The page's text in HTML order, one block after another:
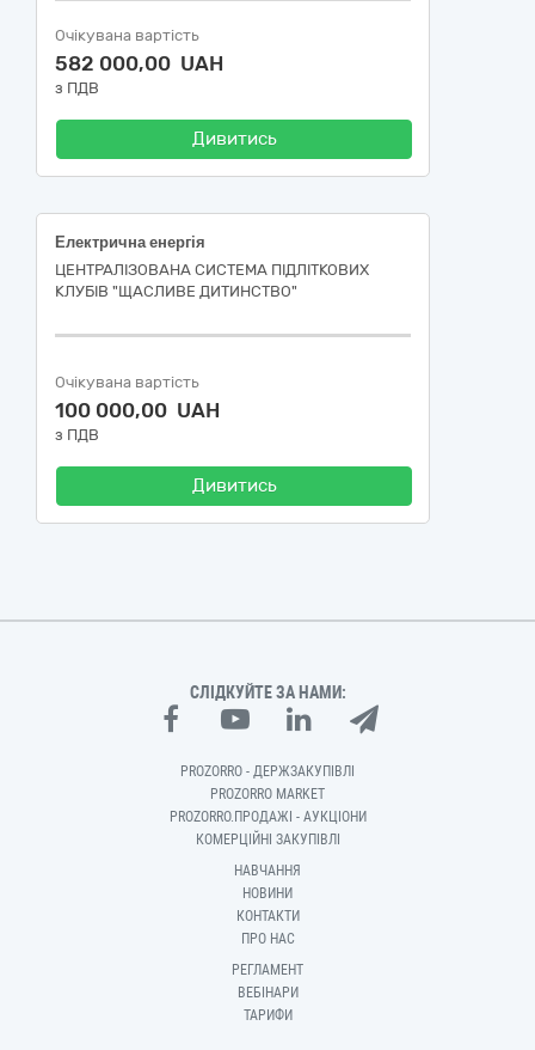
Очікувана вартість
582 000,00 UAH
з ПДВ
Дивитись
Електрична енергія
ЦЕНТРАЛІЗОВАНА СИСТЕМА ПІДЛІТКОВИХ
КЛУБІВ "ЩАСЛИВЕ ДИТИНСТВО"
Очікувана вартість
100 000,00 UAH
з ПДВ
Дивитись
СЛІДКУЙТЕ ЗА НАМИ:
PROZORRO - ДЕРЖЗАКУПІВЛІ
PROZORRO MARKET
PROZORRO.ПРОДАЖІ - АУКЦІОНИ
КОМЕРЦІЙНІ ЗАКУПІВЛІ
НАВЧАННЯ
НОВИНИ
КОНТАКТИ
ПРО НАС
РЕГЛАМЕНТ
ВЕБІНАРИ
ТАРИФИ